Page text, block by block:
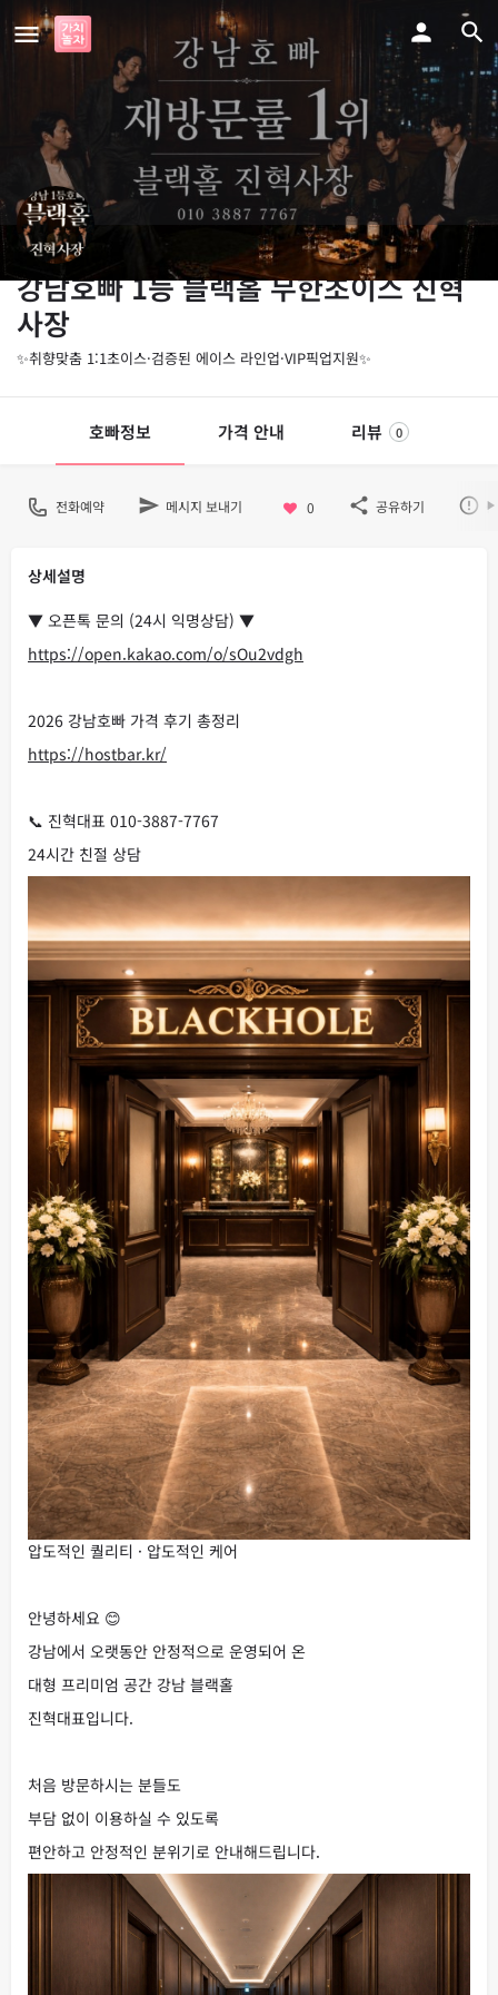
강남호빠 1등 블랙홀 무한초이스 진혁
사장
✨취향맞춤 1:1초이스·검증된 에이스 라인업·VIP픽업지원✨
호빠정보 가격 안내 리뷰 0
전화예약 메시지 보내기 0 공유하기
상세설명
▼ 오픈톡 문의 (24시 익명상담) ▼
https://open.kakao.com/o/sOu2vdgh
2026 강남호빠 가격 후기 총정리
https://hostbar.kr/
📞 진혁대표 010-3887-7767
24시간 친절 상담
압도적인 퀄리티 · 압도적인 케어
안녕하세요 😊
강남에서 오랫동안 안정적으로 운영되어 온
대형 프리미엄 공간 강남 블랙홀
진혁대표입니다.
처음 방문하시는 분들도
부담 없이 이용하실 수 있도록
편안하고 안정적인 분위기로 안내해드립니다.